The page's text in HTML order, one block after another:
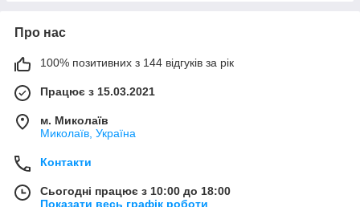
Про нас
100% позитивних з 144 відгуків за рік
Працює з 15.03.2021
м. Миколаїв
Миколаїв, Україна
Контакти
Сьогодні працює з 10:00 до 18:00
Показати весь графік роботи